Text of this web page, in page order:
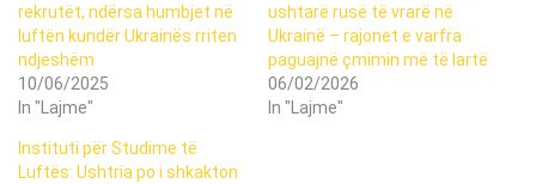
rekrutët, ndërsa humbjet në
luftën kundër Ukrainës rriten
ndjeshëm
10/06/2025
In "Lajme"
ushtarë rusë të vrarë në
Ukrainë – rajonet e varfra
paguajnë çmimin më të lartë
06/02/2026
In "Lajme"
Instituti për Studime të
Luftës: Ushtria po i shkakton